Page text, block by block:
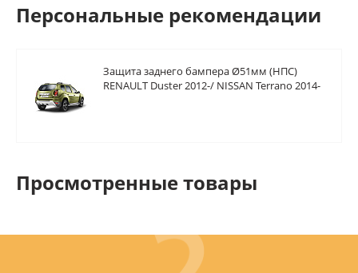
Персональные рекомендации
Защита заднего бампера Ø51мм (НПС)
RENAULT Duster 2012-/ NISSAN Terrano 2014-
Просмотренные товары